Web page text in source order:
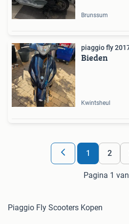
Brunssum
piaggio fly
Bieden
Kwintsheul
1 2
Pagina 1
Piaggio Fly Scooters Kopen